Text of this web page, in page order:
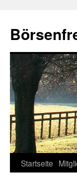
springen
Startseite